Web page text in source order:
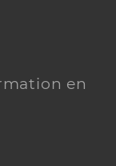
en